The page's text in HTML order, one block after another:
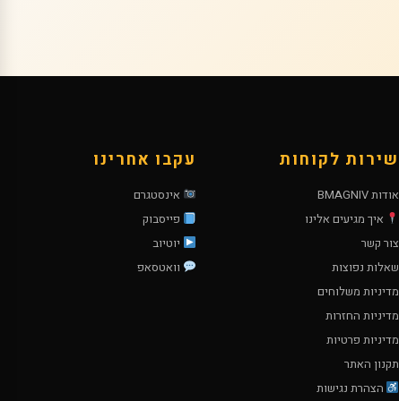
שירות לקוחות
אודות BMAGNIV
איך מגיעים אלינו
צור קשר
שאלות נפוצות
מדיניות משלוחים
מדיניות החזרות
מדיניות פרטיות
תקנון האתר
הצהרת נגישות
עקבו אחרינו
אינסטגרם
פייסבוק
יוטיוב
וואטסאפ